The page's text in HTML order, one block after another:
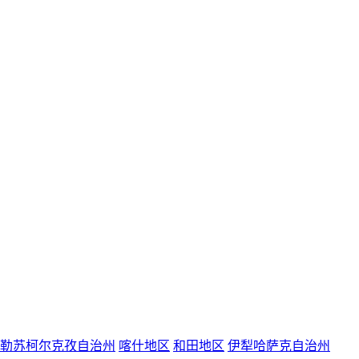
苏柯尔克孜自治州 喀什地区 和田地区 伊犁哈萨克自治州